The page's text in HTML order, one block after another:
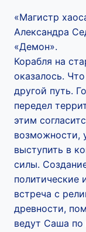
«Магистр
Александра
«Демон».
Корабля на
оказалось.
другой путь.
передел
этим
возможности,
выступить в
силы.
политические
встреча с
древности,
ведут Саша